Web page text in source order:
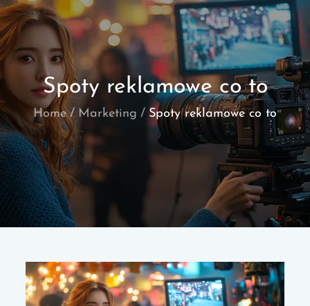
Spoty reklamowe co to
Home Marketing Spoty reklamowe co to